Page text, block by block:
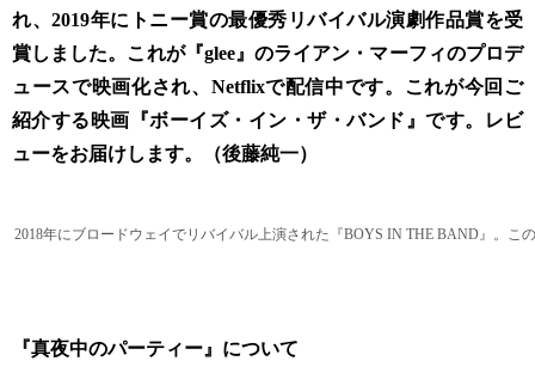
れ、2019年にトニー賞の最優秀リバイバル演劇作品賞を受
賞しました。これが『glee』のライアン・マーフィのプロデ
ュースで映画化され、Netflixで配信中です。これが今回ご
紹介する映画『ボーイズ・イン・ザ・バンド』です。レビ
ューをお届けします。（後藤純一）
2018年にブロードウェイでリバイバル上演された『BOYS IN THE BAND』。こ
『真夜中のパーティー』について